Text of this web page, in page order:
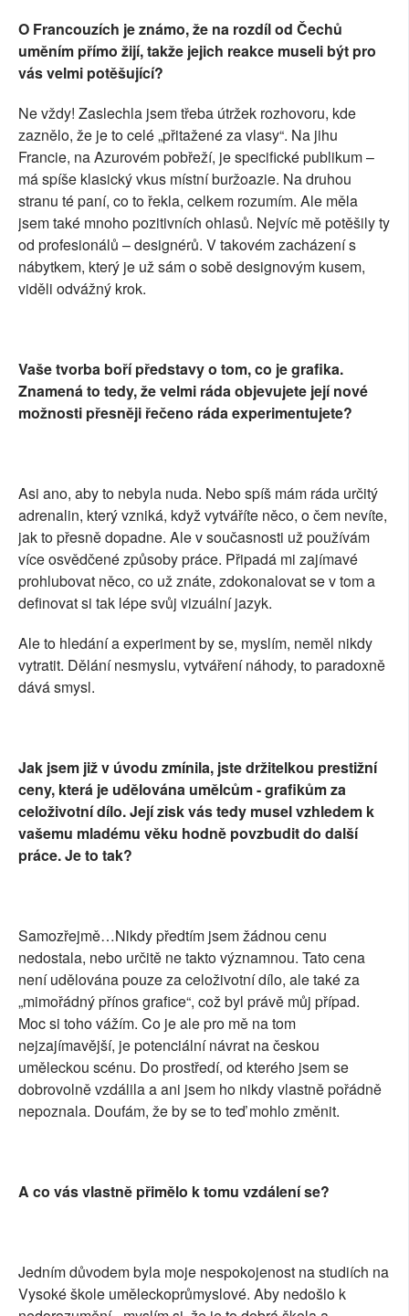
O Francouzích je známo, že na rozdíl od Čechů
uměním přímo žijí, takže jejich reakce museli být pro
vás velmi potěšující?
Ne vždy! Zaslechla jsem třeba útržek rozhovoru, kde
zaznělo, že je to celé „přitažené za vlasy“. Na jihu
Francie, na Azurovém pobřeží, je specifické publikum –
má spíše klasický vkus místní buržoazie. Na druhou
stranu té paní, co to řekla, celkem rozumím. Ale měla
jsem také mnoho pozitivních ohlasů. Nejvíc mě potěšily ty
od profesionálů – designérů. V takovém zacházení s
nábytkem, který je už sám o sobě designovým kusem,
viděli odvážný krok.
Vaše tvorba boří představy o tom, co je grafika.
Znamená to tedy, že velmi ráda objevujete její nové
možnosti přesněji řečeno ráda experimentujete?
Asi ano, aby to nebyla nuda. Nebo spíš mám ráda určitý
adrenalin, který vzniká, když vytváříte něco, o čem nevíte,
jak to přesně dopadne. Ale v současnosti už používám
více osvědčené způsoby práce. Připadá mi zajímavé
prohlubovat něco, co už znáte, zdokonalovat se v tom a
definovat si tak lépe svůj vizuální jazyk.
Ale to hledání a experiment by se, myslím, neměl nikdy
vytratit. Dělání nesmyslu, vytváření náhody, to paradoxně
dává smysl.
Jak jsem již v úvodu zmínila, jste držitelkou prestižní
ceny, která je udělována umělcům - grafikům za
celoživotní dílo. Její zisk vás tedy musel vzhledem k
vašemu mladému věku hodně povzbudit do další
práce. Je to tak?
Samozřejmě…Nikdy předtím jsem žádnou cenu
nedostala, nebo určitě ne takto významnou. Tato cena
není udělována pouze za celoživotní dílo, ale také za
„mimořádný přínos grafice“, což byl právě můj případ.
Moc si toho vážím. Co je ale pro mě na tom
nejzajímavější, je potenciální návrat na českou
uměleckou scénu. Do prostředí, od kterého jsem se
dobrovolně vzdálila a ani jsem ho nikdy vlastně pořádně
nepoznala. Doufám, že by se to teď mohlo změnit.
A co vás vlastně přimělo k tomu vzdálení se?
Jedním důvodem byla moje nespokojenost na studiích na
Vysoké škole uměleckoprůmyslové. Aby nedošlo k